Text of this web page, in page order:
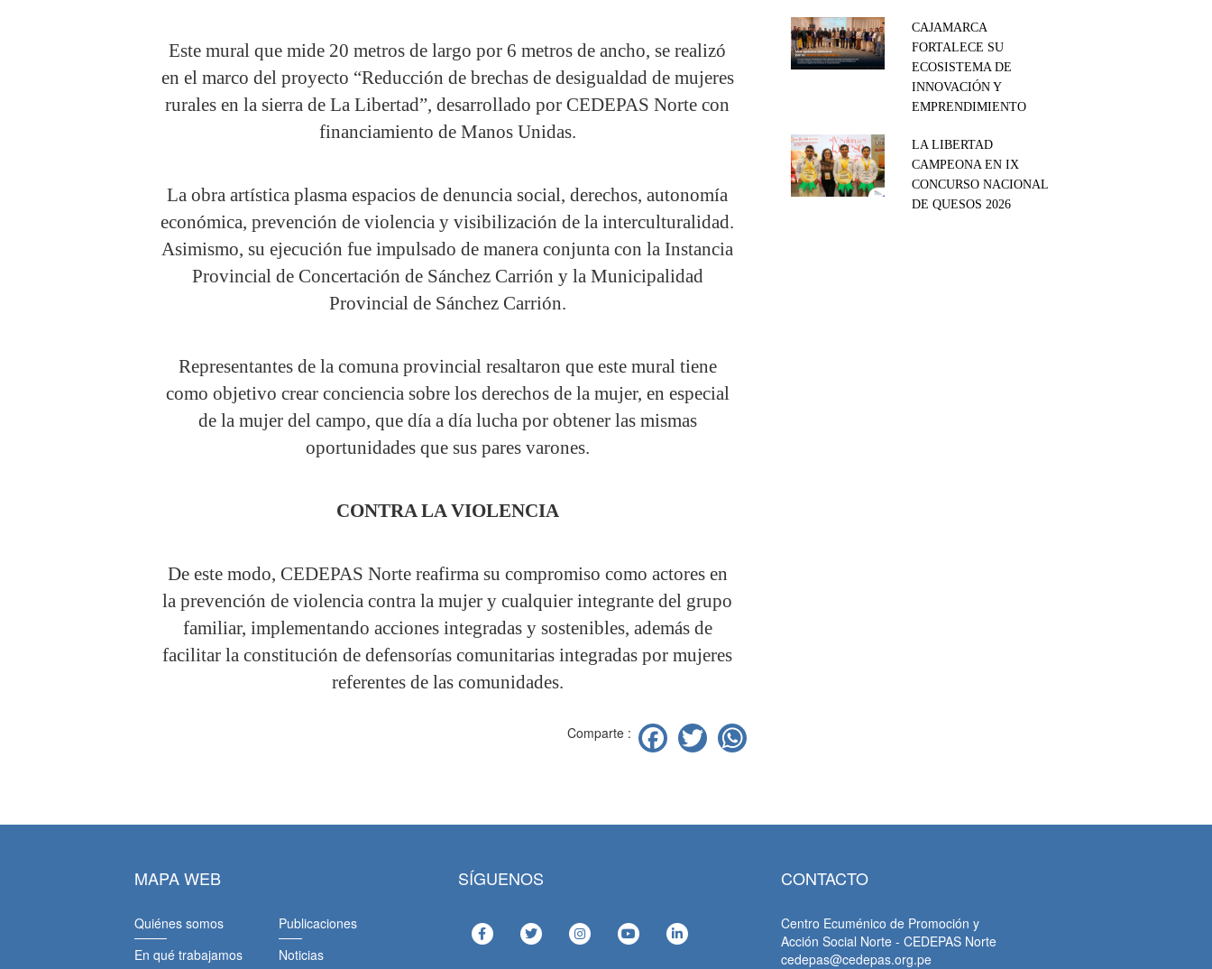
Este mural que mide 20 metros de largo por 6 metros de ancho, se realizó
en el marco del proyecto “Reducción de brechas de desigualdad de mujeres
rurales en la sierra de La Libertad”, desarrollado por CEDEPAS Norte con
financiamiento de Manos Unidas.
La obra artística plasma espacios de denuncia social, derechos, autonomía
económica, prevención de violencia y visibilización de la interculturalidad.
Asimismo, su ejecución fue impulsado de manera conjunta con la Instancia
Provincial de Concertación de Sánchez Carrión y la Municipalidad
Provincial de Sánchez Carrión.
Representantes de la comuna provincial resaltaron que este mural tiene
como objetivo crear conciencia sobre los derechos de la mujer, en especial
de la mujer del campo, que día a día lucha por obtener las mismas
oportunidades que sus pares varones.
CONTRA LA VIOLENCIA
De este modo, CEDEPAS Norte reafirma su compromiso como actores en
la prevención de violencia contra la mujer y cualquier integrante del grupo
familiar, implementando acciones integradas y sostenibles, además de
facilitar la constitución de defensorías comunitarias integradas por mujeres
referentes de las comunidades.
Comparte : Facebook
Twitter
CAJAMARCA
FORTALECE SU
ECOSISTEMA DE
INNOVACIÓN Y
EMPRENDIMIENTO
LA LIBERTAD
CAMPEONA EN IX
CONCURSO NACIONAL
DE QUESOS 2026
MAPA WEB
Quiénes somos
En qué trabajamos
Publicaciones
Noticias
SÍGUENOS CONTACTO
Centro Ecuménico de Promoción y
Acción Social Norte - CEDEPAS Norte
cedepas@cedepas.org.pe